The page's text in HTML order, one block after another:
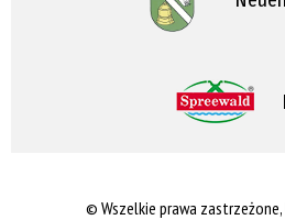
© Wszelkie prawa zastrzeżone,